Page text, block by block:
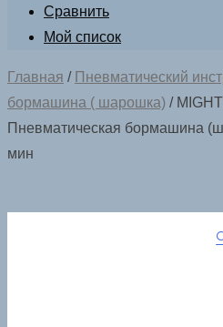
Сравнить
Мой список
Главная / Пневматический
бормашина ( шарошка) /
Пневматическая бормашина
мин